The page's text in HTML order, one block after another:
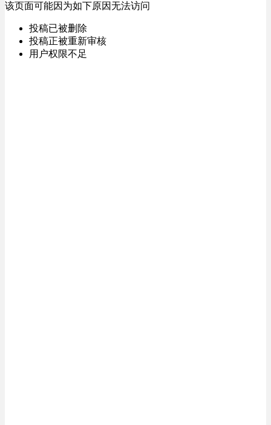
该页面可能因为如下原因无法访问
投稿已被删除
投稿正被重新审核
用户权限不足